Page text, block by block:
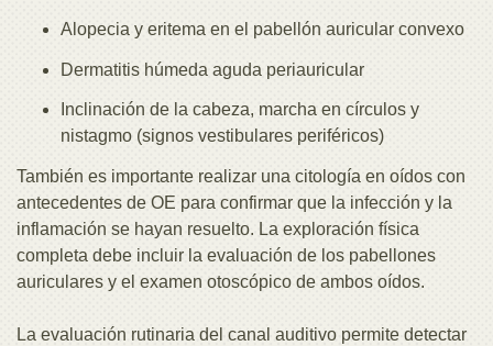
Alopecia y eritema en el pabellón auricular convexo
Dermatitis húmeda aguda periauricular
Inclinación de la cabeza, marcha en círculos y
nistagmo (signos vestibulares periféricos)
También es importante realizar una citología en oídos con
antecedentes de OE para confirmar que la infección y la
inflamación se hayan resuelto. La exploración física
completa debe incluir la evaluación de los pabellones
auriculares y el examen otoscópico de ambos oídos.
La evaluación rutinaria del canal auditivo permite detectar